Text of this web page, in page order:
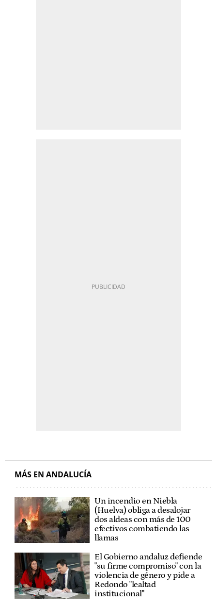
MÁS EN ANDALUCÍA
Un incendio en Niebla
(Huelva) obliga a desalojar
dos aldeas con más de 100
efectivos combatiendo las
llamas
El Gobierno andaluz defiende
"su firme compromiso" con la
violencia de género y pide a
Redondo "lealtad
institucional"